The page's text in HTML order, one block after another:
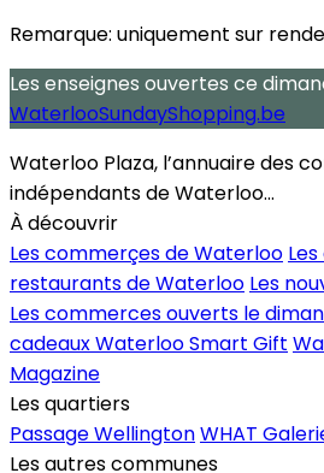
Remarque: uniquement sur
Les enseignes ouvertes ce
WaterlooSundayShopping.be
Waterloo Plaza, l’annuaire des
indépendants de Waterloo...
À découvrir
Les commerçes de Waterloo
restaurants de Waterloo Les
Les commerces ouverts le
cadeaux Waterloo Smart Gift
Magazine
Les quartiers
Passage WellingtonWHAT
Les autres communes